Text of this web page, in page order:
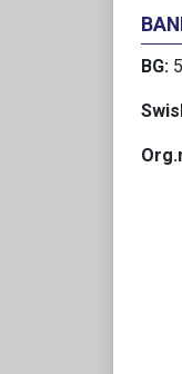
BG: